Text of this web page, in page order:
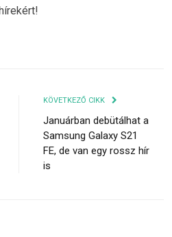
KÖVETKEZŐ CIKK
Januárban debütálhat a
Samsung Galaxy S21
FE, de van egy rossz hír
is